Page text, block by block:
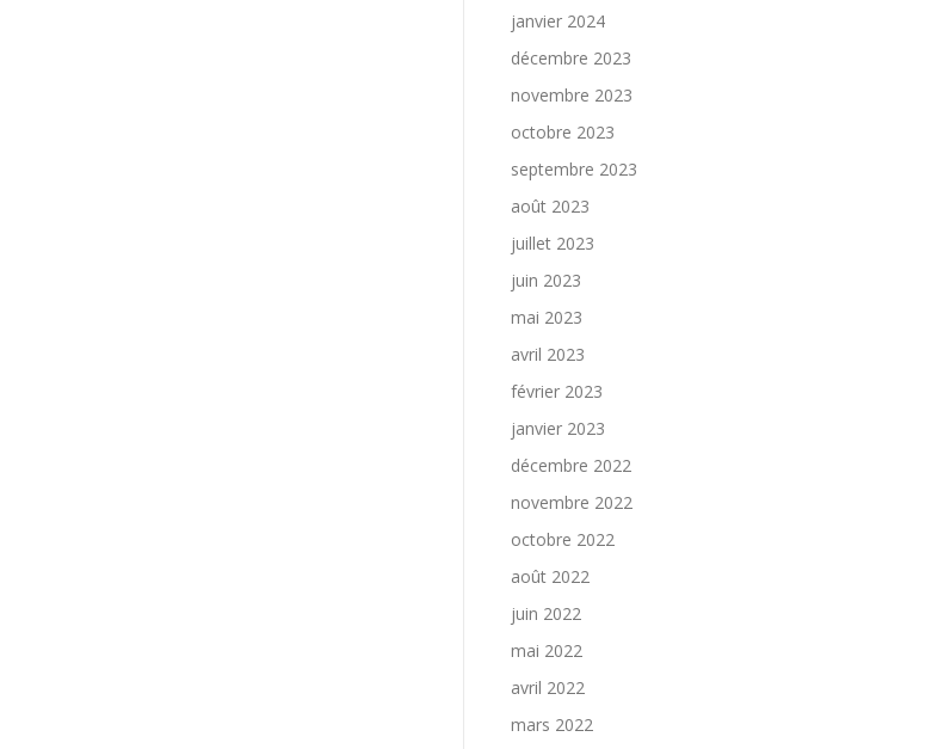
janvier 2024
décembre 2023
novembre 2023
octobre 2023
septembre 2023
août 2023
juillet 2023
juin 2023
mai 2023
avril 2023
février 2023
janvier 2023
décembre 2022
novembre 2022
octobre 2022
août 2022
juin 2022
mai 2022
avril 2022
mars 2022